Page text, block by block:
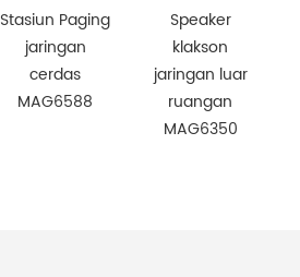
Stasiun Paging
jaringan
cerdas
MAG6588
Speaker
klakson
jaringan luar
ruangan
MAG6350